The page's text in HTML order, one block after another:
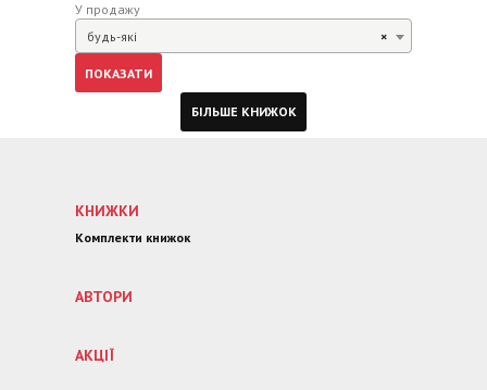
У продажу
×
будь-які
БІЛЬШЕ КНИЖОК
КНИЖКИ
Комплекти книжок
АВТОРИ
АКЦІЇ